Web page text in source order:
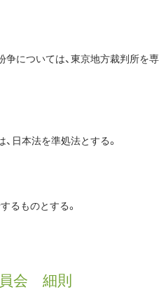
については、東京地方裁判所を専
日本法を準処法とする。
るものとする。
会 細則